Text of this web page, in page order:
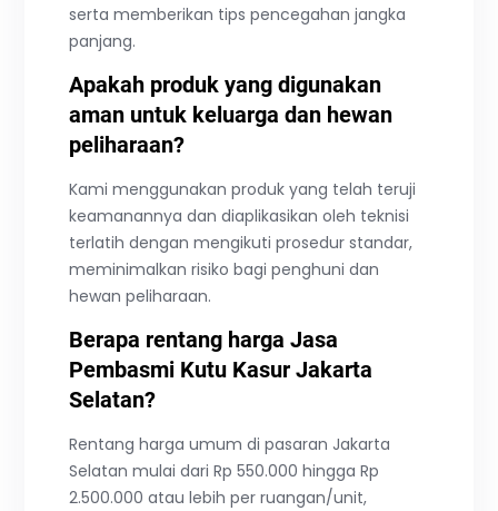
serta memberikan tips pencegahan jangka
panjang.
Apakah produk yang digunakan
aman untuk keluarga dan hewan
peliharaan?
Kami menggunakan produk yang telah teruji
keamanannya dan diaplikasikan oleh teknisi
terlatih dengan mengikuti prosedur standar,
meminimalkan risiko bagi penghuni dan
hewan peliharaan.
Berapa rentang harga Jasa
Pembasmi Kutu Kasur Jakarta
Selatan?
Rentang harga umum di pasaran Jakarta
Selatan mulai dari Rp 550.000 hingga Rp
2.500.000 atau lebih per ruangan/unit,